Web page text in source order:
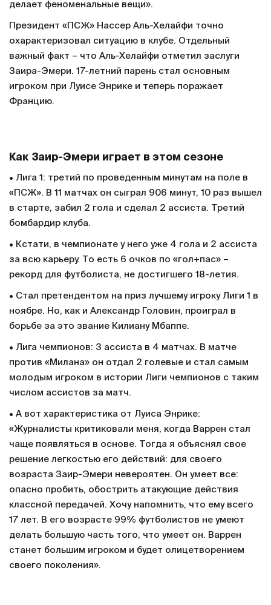
делает феноменальные вещи».
Президент «ПСЖ» Нассер Аль-Хелайфи точно
охарактеризовал ситуацию в клубе. Отдельный
важный факт – что Аль-Хелайфи отметил заслуги
Заира-Эмери. 17-летний парень стал основным
игроком при Луисе Энрике и теперь поражает
Францию.
Как Заир-Эмери играет в этом сезоне
• Лига 1: третий по проведенным минутам на поле в
«ПСЖ». В 11 матчах он сыграл 906 минут, 10 раз вышел
в старте, забил 2 гола и сделал 2 ассиста. Третий
бомбардир клуба.
• Кстати, в чемпионате у него уже 4 гола и 2 ассиста
за всю карьеру. То есть 6 очков по «гол+пас» –
рекорд для футболиста, не достигшего 18-летия.
• Стал претендентом на приз лучшему игроку Лиги 1 в
ноябре. Но, как и Александр Головин, проиграл в
борьбе за это звание Килиану Мбаппе.
• Лига чемпионов: 3 ассиста в 4 матчах. В матче
против «Милана» он отдал 2 голевые и стал самым
молодым игроком в истории Лиги чемпионов с таким
числом ассистов за матч.
• А вот характеристика от Луиса Энрике:
«Журналисты критиковали меня, когда Варрен стал
чаще появляться в основе. Тогда я объяснял свое
решение легкостью его действий: для своего
возраста Заир-Эмери невероятен. Он умеет все:
опасно пробить, обострить атакующие действия
классной передачей. Хочу напомнить, что ему всего
17 лет. В его возрасте 99% футболистов не умеют
делать большую часть того, что умеет он. Варрен
станет большим игроком и будет олицетворением
своего поколения».